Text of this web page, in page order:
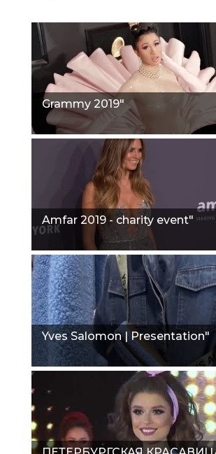
Grammy 2019"
Amfar 2019 - charity event"
Yves Salomon | Presentation"